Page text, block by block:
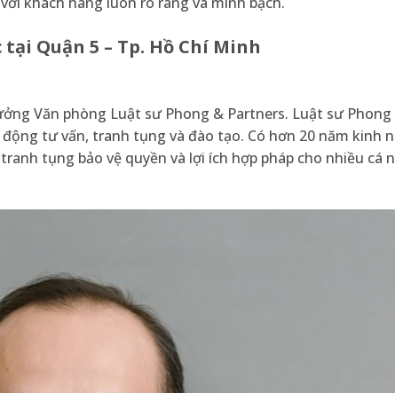
Quận 5 – Tp. Hồ Chí Minh
Văn phòng Luật sư Phong & Partners. Luật sư
tư vấn, tranh tụng và đào tạo. Có hơn 20 năm kinh
tụng bảo vệ quyền và lợi ích hợp pháp cho nhiều cá